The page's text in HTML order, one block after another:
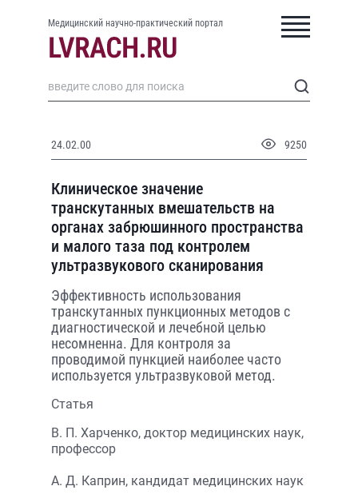
Медицинский научно-практический портал
24.02.00 9250
Клиническое значение
транскутанных вмешательств на
органах забрюшинного пространства
и малого таза под контролем
ультразвукового сканирования
Эффективность использования
транскутанных пункционных методов с
диагностической и лечебной целью
несомненна. Для контроля за
проводимой пункцией наиболее часто
используется ультразвуковой метод.
Статья
В. П. Харченко, доктор медицинских наук,
профессор
А. Д. Каприн, кандидат медицинских наук